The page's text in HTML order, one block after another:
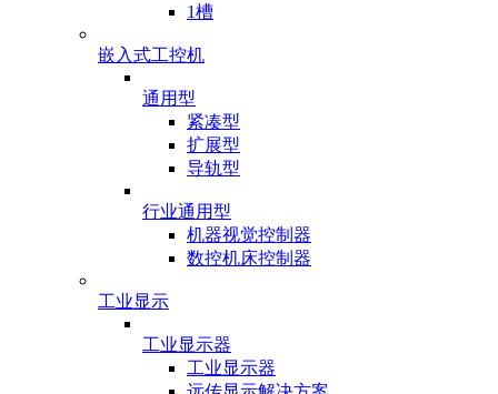
1槽
嵌入式工控机
通用型
紧凑型
扩展型
导轨型
行业通用型
机器视觉控制器
数控机床控制器
工业显示
工业显示器
工业显示器